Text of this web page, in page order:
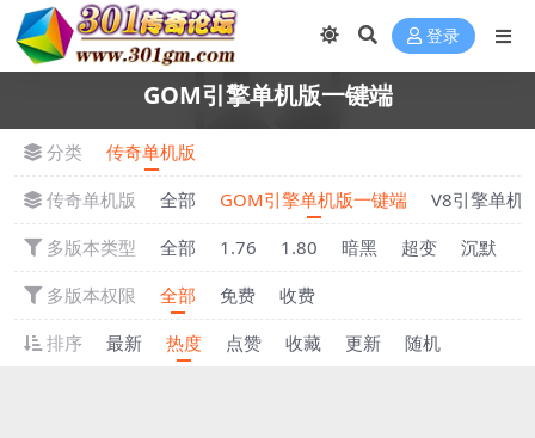
登录
GOM引擎单机版一键端
分类
传奇单机版
传奇单机版
全部 GOM引擎单机版一键端
V8引擎单机
多版本类型
全部 1.76 1.80 暗黑 超变 沉默
多版本权限
全部 免费
收费
排序
最新 热度 点赞 收藏 更新 随机